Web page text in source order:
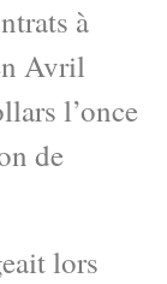
à
Avril
l’once
de
lors